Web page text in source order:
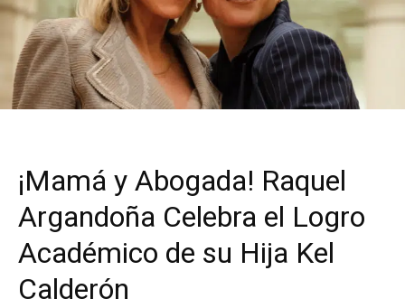
¡Mamá y Abogada! Raquel
Argandoña Celebra el Logro
Académico de su Hija Kel
Calderón